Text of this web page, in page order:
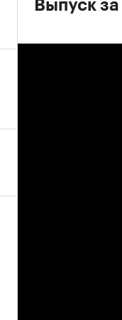
Выпуск